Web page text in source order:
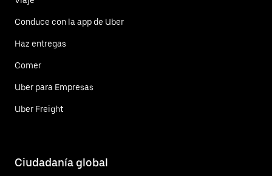
Conduce con la app de Uber
Haz entregas
Comer
Uber para Empresas
Uber Freight
Ciudadanía global